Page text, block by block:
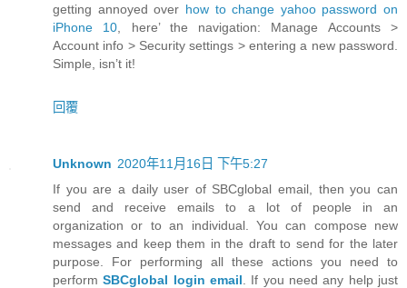
getting annoyed over how to change yahoo password on
iPhone 10 , here’ the navigation: Manage Accounts >
Account info > Security settings > entering a new password.
Simple, isn’t it!
回覆
Unknown 2020年11月16日 下午5:27
If you are a daily user of SBCglobal email, then you can
send and receive emails to a lot of people in an
organization or to an individual. You can compose new
messages and keep them in the draft to send for the later
purpose. For performing all these actions you need to
performSBCglobal login email . If you need any help just